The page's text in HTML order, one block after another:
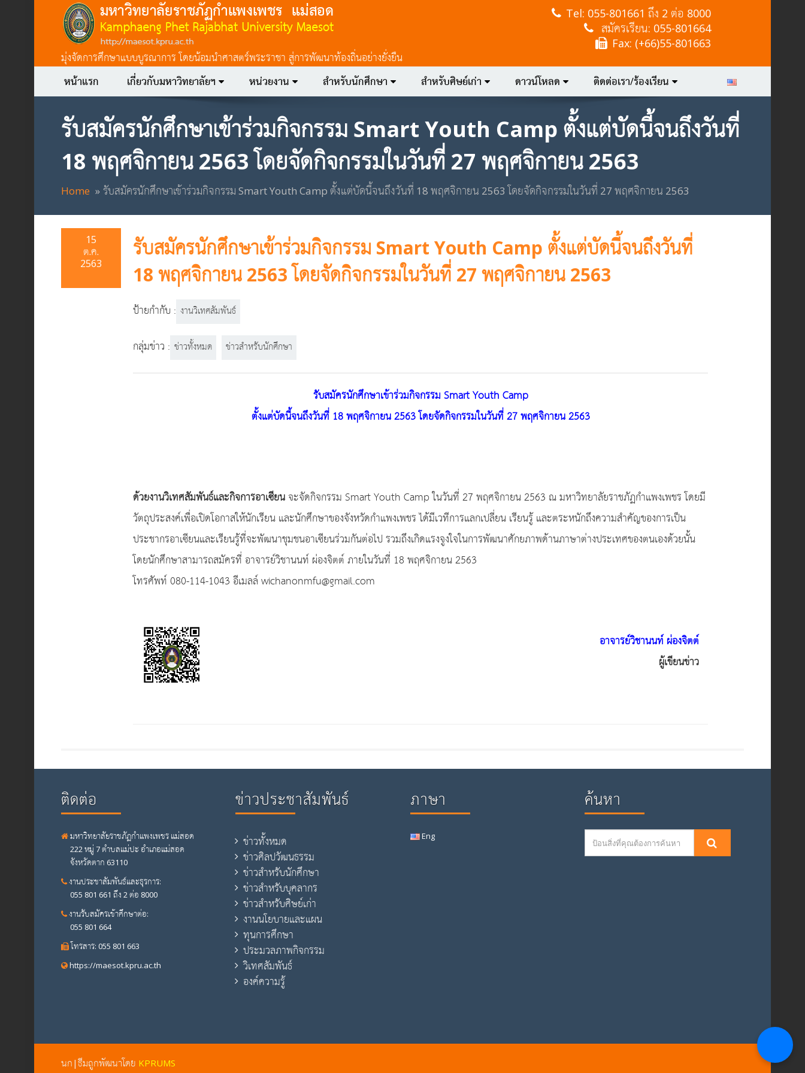
มุ่งจัดการศึกษาแบบบูรณาการ โดยน้อมนำศาสตร์พระราชา สู่การพัฒนาท้องถิ่นอย่างยั่งยืน
Tel: 055-801661 ถึง 2 ต่อ 8000
สมัครเรียน: 055-801664
Fax: (+66)55-801663
หน้าแรก เกี่ยวกับมหาวิทยาลัยฯ หน่วยงาน สำหรับนักศึกษา สำหรับศิษย์เก่า ดาวน์โหลด ติดต่อเรา/ร้องเรียน
รับสมัครนักศึกษาเข้าร่วมกิจกรรม Smart Youth Camp ตั้งแต่บัดนี้จนถึงวันที่
18 พฤศจิกายน 2563 โดยจัดกิจกรรมในวันที่ 27 พฤศจิกายน 2563
Home รับสมัครนักศึกษาเข้าร่วมกิจกรรม Smart Youth Camp ตั้งแต่บัดนี้จนถึงวันที่ 18 พฤศจิกายน 2563 โดยจัดกิจกรรมในวันที่ 27 พฤศจิกายน 2563
15
ต.ค.
2563
รับสมัครนักศึกษาเข้าร่วมกิจกรรม Smart Youth Camp ตั้งแต่บัดนี้จนถึงวันที่
18 พฤศจิกายน 2563 โดยจัดกิจกรรมในวันที่ 27 พฤศจิกายน 2563
ป้ายกำกับ : งานวิเทศสัมพันธ์
กลุ่มข่าว : ข่าวทั้งหมด ข่าวสำหรับนักศึกษา
รับสมัครนักศึกษาเข้าร่วมกิจกรรม Smart Youth Camp
ตั้งแต่บัดนี้จนถึงวันที่ 18 พฤศจิกายน 2563 โดยจัดกิจกรรมในวันที่ 27 พฤศจิกายน 2563
ด้วยงานวิเทศสัมพันธ์และกิจการอาเซียนจะจัดกิจกรรม Smart Youth Camp ในวันที่ 27 พฤศจิกายน 2563 ณ มหาวิทยาลัยราชภัฏกำแพงเพชร โดยมี
วัตถุประสงค์เพื่อเปิดโอกาสให้นักเรียน และนักศึกษาของจังหวัดกำแพงเพชร ได้มีเวทีการแลกเปลี่ยน เรียนรู้ และตระหนักถึงความสำคัญของการเป็น
ประชากรอาเซียนและเรียนรู้ที่จะพัฒนาชุมชนอาเซียนร่วมกันต่อไป รวมถึงเกิดแรงจูงใจในการพัฒนาศักยภาพด้านภาษาต่างประเทศของตนเองด้วยนั้น
โดยนักศึกษาสามารถสมัครที่ อาจารย์วิชานนท์ ผ่องจิตต์ ภายในวันที่ 18 พฤศจิกายน 2563
โทรศัพท์ 080-114-1043 อีเมลล์ wichanonmfu@gmail.com
อาจารย์วิชานนท์ ผ่องจิตต์
ผู้เขียนข่าว
ติดต่อ
มหาวิทยาลัยราชภัฏกำแพงเพชร แม่สอด
222 หมู่ 7 ตำบลแม่ปะ อำเภอแม่สอด
จังหวัดตาก 63110
งานประชาสัมพันธ์และธุรการ:
055 801 661 ถึง 2 ต่อ 8000
งานรับสมัครเข้าศึกษาต่อ:
055 801 664
โทรสาร: 055 801 663
https://maesot.kpru.ac.th
ข่าวประชาสัมพันธ์
ข่าวทั้งหมด
ข่าวศิลปวัฒนธรรม
ข่าวสำหรับนักศึกษา
ข่าวสำหรับบุคลากร
ข่าวสำหรับศิษย์เก่า
งานนโยบายและแผน
ทุนการศึกษา
ประมวลภาพกิจกรรม
วิเทศสัมพันธ์
องค์ความรู้
ภาษา
Eng
ค้นหา
นก|ธีมถูกพัฒนาโดย KPRUMS